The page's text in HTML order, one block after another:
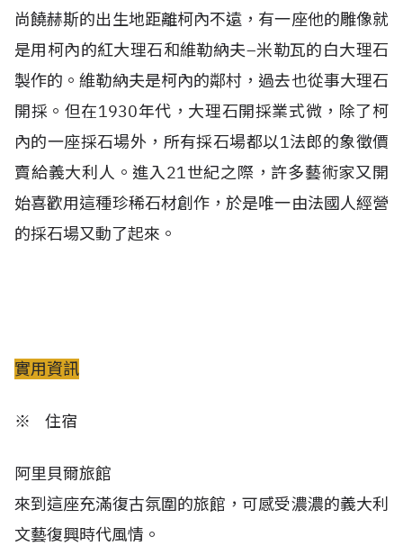
尚饒赫斯的出生地距離柯內不遠，有一座他的雕像就
是用柯內的紅大理石和維勒納夫–米勒瓦的白大理石
製作的。維勒納夫是柯內的鄰村，過去也從事大理石
開採。但在1930年代，大理石開採業式微，除了柯
內的一座採石場外，所有採石場都以1法郎的象徵價
賣給義大利人。進入21世紀之際，許多藝術家又開
始喜歡用這種珍稀石材創作，於是唯一由法國人經營
的採石場又動了起來。
實用資訊
※ 住宿
阿里貝爾旅館
來到這座充滿復古氛圍的旅館，可感受濃濃的義大利
文藝復興時代風情。